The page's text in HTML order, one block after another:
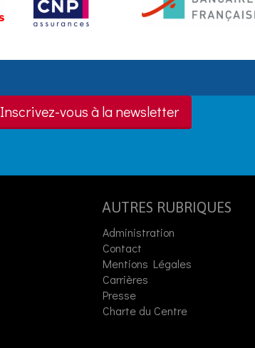
Inscrivez-vous à la newsletter
AUTRES RUBRIQUES
Administration
Contact
Mentions Légales
Carrières
Presse
Charte du Centre